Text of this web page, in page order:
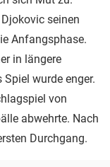
seinen
Anfangsphase.
in längere
wurde enger.
von
abwehrte. Nach
Durchgang.